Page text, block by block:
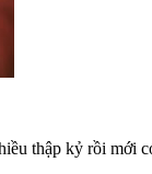
thập kỷ rồi mới